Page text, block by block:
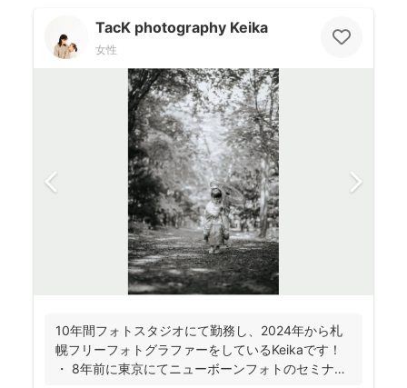
TacK photography Keika
女性
10年間フォトスタジオにて勤務し、2024年から札
幌フリーフォトグラファーをしているKeikaです！
・ 8年前に東京にてニューボーンフォトのセミナ